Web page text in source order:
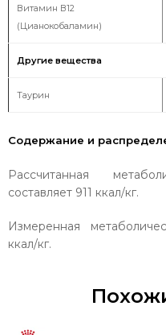
Витамин В12
(Цианокобаламин)
Другие вещества
Таурин
Содержание и
Рассчитанная
составляет 911 ккал/кг.
Измеренная
ккал/кг.